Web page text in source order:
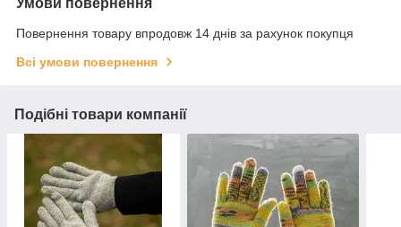
Умови повернення
Повернення товару впродовж 14 днів за рахунок покупця
Всі умови повернення
Подібні товари компанії